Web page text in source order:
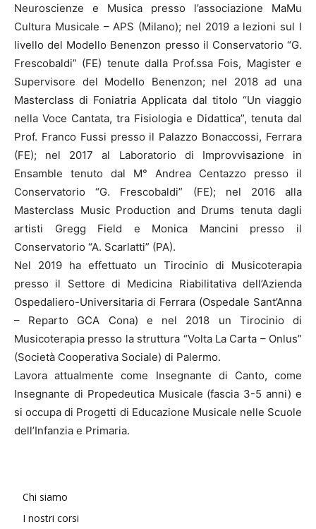
Neuroscienze e Musica presso l’associazione MaMu
Cultura Musicale – APS (Milano); nel 2019 a lezioni sul I
livello del Modello Benenzon presso il Conservatorio “G.
Frescobaldi” (FE) tenute dalla Prof.ssa Fois, Magister e
Supervisore del Modello Benenzon; nel 2018 ad una
Masterclass di Foniatria Applicata dal titolo “Un viaggio
nella Voce Cantata, tra Fisiologia e Didattica”, tenuta dal
Prof. Franco Fussi presso il Palazzo Bonaccossi, Ferrara
(FE); nel 2017 al Laboratorio di Improvvisazione in
Ensamble tenuto dal M° Andrea Centazzo presso il
Conservatorio “G. Frescobaldi” (FE); nel 2016 alla
Masterclass Music Production and Drums tenuta dagli
artisti Gregg Field e Monica Mancini presso il
Conservatorio “A. Scarlatti” (PA).
Nel 2019 ha effettuato un Tirocinio di Musicoterapia
presso il Settore di Medicina Riabilitativa dell’Azienda
Ospedaliero-Universitaria di Ferrara (Ospedale Sant’Anna
– Reparto GCA Cona) e nel 2018 un Tirocinio di
Musicoterapia presso la struttura “Volta La Carta – Onlus”
(Società Cooperativa Sociale) di Palermo.
Lavora attualmente come Insegnante di Canto, come
Insegnante di Propedeutica Musicale (fascia 3-5 anni) e
si occupa di Progetti di Educazione Musicale nelle Scuole
dell’Infanzia e Primaria.
Chi siamo
I nostri corsi